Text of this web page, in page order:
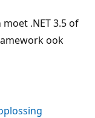
moet .NET 3.5 of
ook